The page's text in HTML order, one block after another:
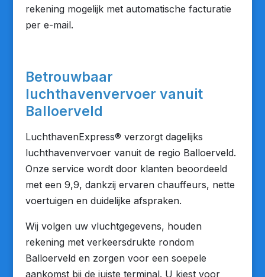
rekening mogelijk met automatische facturatie
per e-mail.
Betrouwbaar
luchthavenvervoer vanuit
Balloerveld
LuchthavenExpress® verzorgt dagelijks
luchthavenvervoer vanuit de regio Balloerveld.
Onze service wordt door klanten beoordeeld
met een 9,9, dankzij ervaren chauffeurs, nette
voertuigen en duidelijke afspraken.
Wij volgen uw vluchtgegevens, houden
rekening met verkeersdrukte rondom
Balloerveld en zorgen voor een soepele
aankomst bij de juiste terminal. U kiest voor